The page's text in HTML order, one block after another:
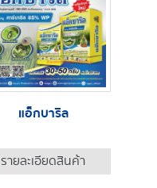
แอ็กบาริล
รายละเอียดสินค้า